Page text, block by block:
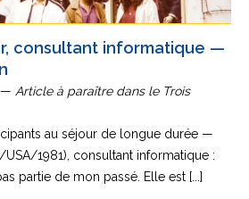
consultant informatique —
— Article à paraître dans le Trois
au séjour de longue durée —
1981), consultant informatique :
partie de mon passé. Elle est [...]